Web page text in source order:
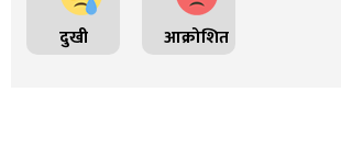
दुखी आक्रोशित